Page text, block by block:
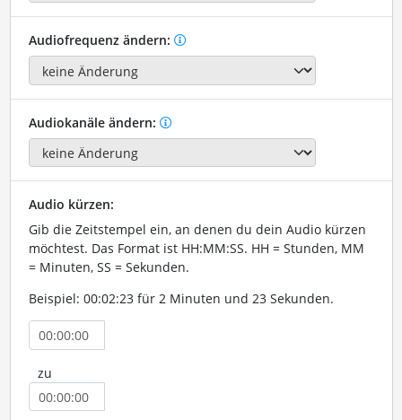
Audiofrequenz ändern:
Audiokanäle ändern:
Audio kürzen:
Gib die Zeitstempel ein, an denen du dein Audio kürzen
möchtest. Das Format ist HH:MM:SS. HH = Stunden, MM
= Minuten, SS = Sekunden.
Beispiel: 00:02:23 für 2 Minuten und 23 Sekunden.
zu